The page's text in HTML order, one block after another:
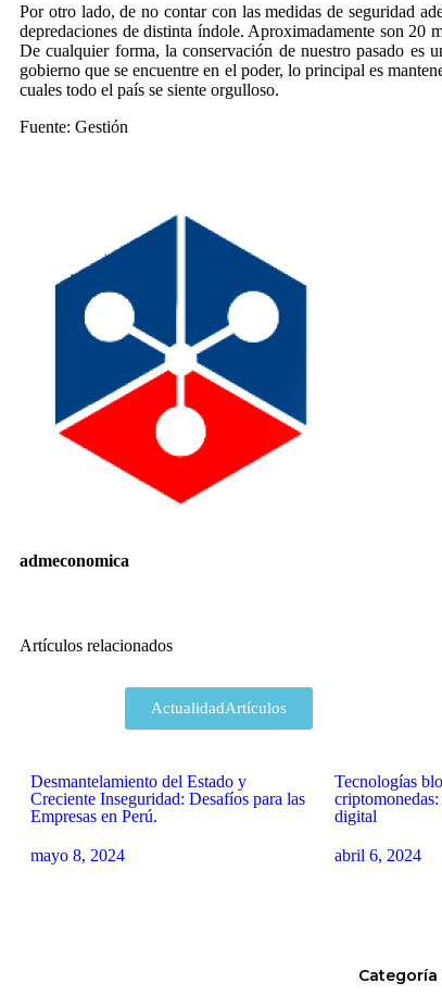
Por otro lado, de no contar con las medidas de seguridad
depredaciones de distinta índole. Aproximadamente son 20
De cualquier forma, la conservación de nuestro pasado es
gobierno que se encuentre en el poder, lo principal es
cuales todo el país se siente orgulloso.
Fuente: Gestión
admeconomica
Artículos relacionados
ActualidadArtículos
Desmantelamiento del Estado y
Creciente Inseguridad: Desafíos para las
Empresas en Perú.
mayo 8, 2024
Tecnologías
digital
abril 6, 2024
Categoría